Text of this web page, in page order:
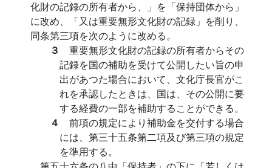
化財の記録の所有者から、」を「保持団体から」
に改め、「又は重要無形文化財の記録」を削り、
同条第三項を次のように改める。
３ 重要無形文化財の記録の所有者からその
記録を国の補助を受けて公開したい旨の申
出があつた場合において、文化庁長官がこ
れを承認したときは、国は、その公開に要
する経費の一部を補助することができる。
４ 前項の規定により補助金を交付する場合
には、第三十五条第二項及び第三項の規定
を準用する。